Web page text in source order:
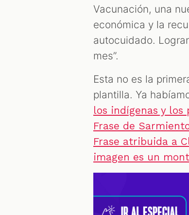
Vacunación, una
económica y la
autocuidado.
mes”.
Esta no es la
plantilla. Ya
los indígenas y
Frase de
Frase atribuida a
imagen es un